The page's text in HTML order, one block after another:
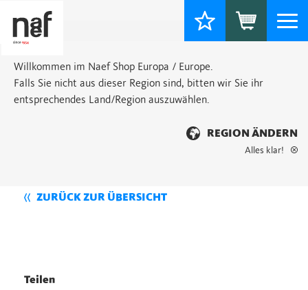
Willkommen im Naef Shop Europa / Europe.
Falls Sie nicht aus dieser Region sind, bitten wir Sie ihr
entsprechendes Land/Region auszuwählen.
REGION ÄNDERN
Alles klar!
ZURÜCK ZUR ÜBERSICHT
Teilen